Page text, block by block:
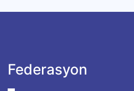
Federasyon